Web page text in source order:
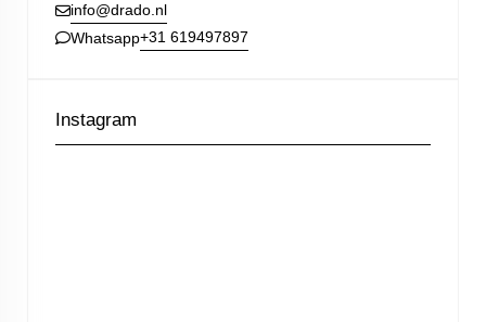
info@drado.nl
Whatsapp+31 619497897
Instagram